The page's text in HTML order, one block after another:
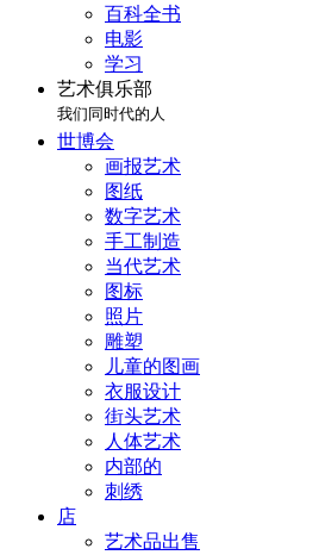
百科全书
电影
学习
艺术俱乐部
我们同时代的人
世博会
画报艺术
图纸
数字艺术
手工制造
当代艺术
图标
照片
雕塑
儿童的图画
衣服设计
街头艺术
人体艺术
内部的
刺绣
店
艺术品出售